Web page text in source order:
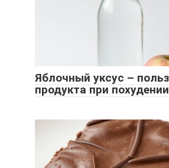
Яблочный уксус –
продукта при похудении